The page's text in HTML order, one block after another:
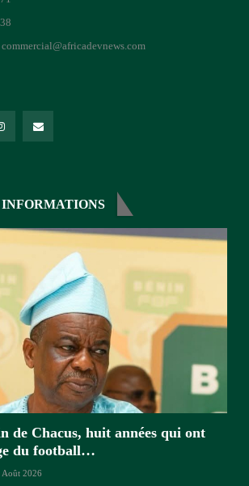
commercial@africadevnews.com
de Chacus, huit années qui ont
du football…
Août 2026